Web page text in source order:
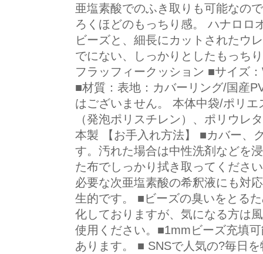
亜塩素酸でのふき取りも可能なの
ろくほどのもっちり感。 ハナロロ
ビーズと、細長にカットされたウ
でにない、しっかりとしたもっち
フラッフィークッション ■サイズ
■材質：表地：カバーリング/国
はございません。 本体中袋/ポリ
（発泡ポリスチレン）、ポリウレ
本製 【お手入れ方法】 ■カバー、
す。汚れた場合は中性洗剤などを
た布でしっかり拭き取ってくださ
必要な次亜塩素酸の希釈液にも対
生的です。 ■ビーズの臭いをとる
化しておりますが、気になる方は
使用ください。■1mmビーズ充填
あります。 ■ SNSで人気の?毎日